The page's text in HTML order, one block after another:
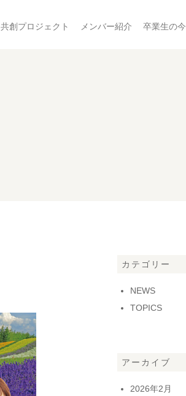
共創プロジェクト メンバー紹介 卒業生の今
カテゴリー
NEWS
TOPICS
アーカイブ
2026年2月